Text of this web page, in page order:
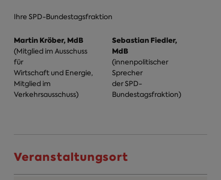
Ihre SPD-Bundestagsfraktion
Martin Kröber, MdB
(Mitglied im Ausschuss
für
Wirtschaft und Energie,
Mitglied im
Verkehrsausschuss)
Sebastian Fiedler,
MdB
(innenpolitischer
Sprecher
der SPD-
Bundestagsfraktion)
Veranstaltungsort